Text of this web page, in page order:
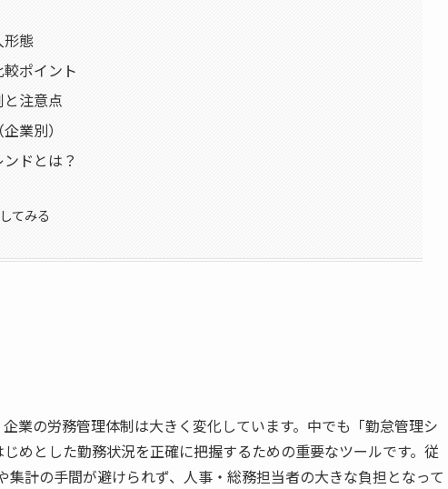
形態
ポイント
注意点
業別）
ドとは？
てみる
業の労務管理体制は大きく変化しています。中でも「勤怠管理シ
めとした勤務状況を正確に把握するための重要なツールです。従
計の手間が避けられず、人事・総務担当者の大きな負担となって